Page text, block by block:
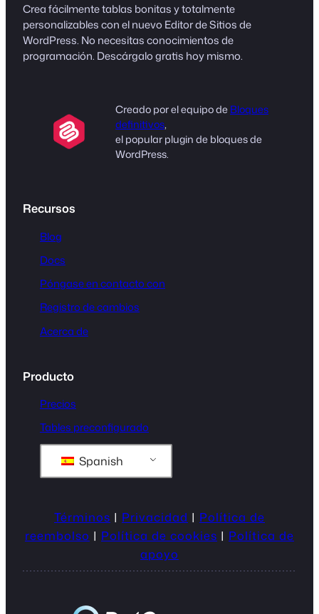
Crea fácilmente tablas bonitas y totalmente
personalizables con el nuevo Editor de Sitios de
WordPress. No necesitas conocimientos de
programación. Descárgalo gratis hoy mismo.
Creado por el equipo deBloques
definitivos,
el popular plugin de bloques de
WordPress.
Recursos
Blog
Docs
Póngase en contacto con
Registro de cambios
Acerca de
Producto
Precios
Tables preconfigurado
Spanish
Términos | Privacidad | Política de
reembolso | Política de cookies | Política de
apoyo